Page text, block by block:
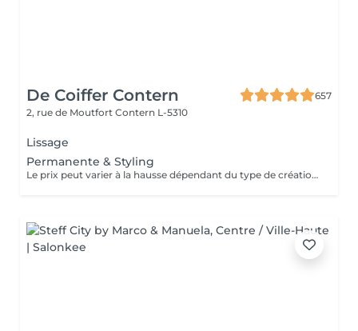
De Coiffer Contern
657
2, rue de Moutfort Contern L-5310
Lissage
Permanente & Styling
Le prix peut varier à la hausse dépendant du type de création finalement réalisée.